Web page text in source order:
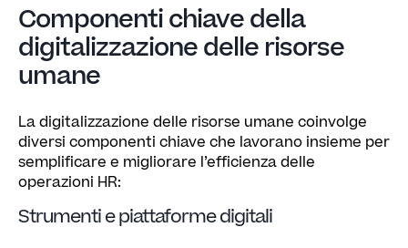
Componenti chiave della
digitalizzazione delle risorse
umane
La digitalizzazione delle risorse umane coinvolge
diversi componenti chiave che lavorano insieme per
semplificare e migliorare l’efficienza delle
operazioni HR:
Strumenti e piattaforme digitali